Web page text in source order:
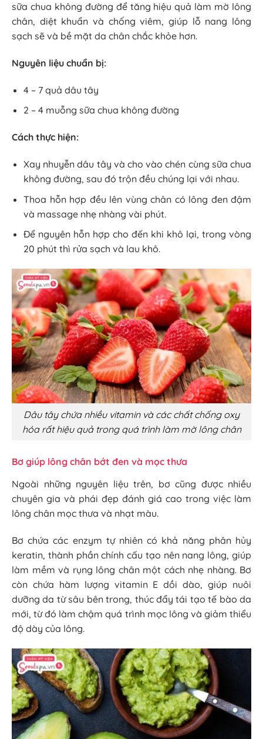
sữa chua không đường để tăng hiệu quả làm mờ lông
chân, diệt khuẩn và chống viêm, giúp lỗ nang lông
sạch sẽ và bề mặt da chân chắc khỏe hơn.
Nguyên liệu chuẩn bị:
4 – 7 quả dâu tây
2 – 4 muỗng sữa chua không đường
Cách thực hiện:
Xay nhuyễn dâu tây và cho vào chén cùng sữa chua
không đường, sau đó trộn đều chúng lại với nhau.
Thoa hỗn hợp đều lên vùng chân có lông đen đậm
và massage nhẹ nhàng vài phút.
Để nguyên hỗn hợp cho đến khi khô lại, trong vòng
20 phút thì rửa sạch và lau khô.
Dâu tây chứa nhiều vitamin và các chất chống oxy
hóa rất hiệu quả trong quá trình làm mờ lông chân
Bơ giúp lông chân bớt đen và mọc thưa
Ngoài những nguyên liệu trên, bơ cũng được nhiều
chuyên gia và phái đẹp đánh giá cao trong việc làm
lông chân mọc thưa và nhạt màu.
Bơ chứa các enzym tự nhiên có khả năng phân hủy
keratin, thành phần chính cấu tạo nên nang lông, giúp
làm mềm và rụng lông chân một cách nhẹ nhàng. Bơ
còn chứa hàm lượng vitamin E dồi dào, giúp nuôi
dưỡng da từ sâu bên trong, thúc đẩy tái tạo tế bào da
mới, từ đó làm chậm quá trình mọc lông và giảm thiểu
độ dày của lông.